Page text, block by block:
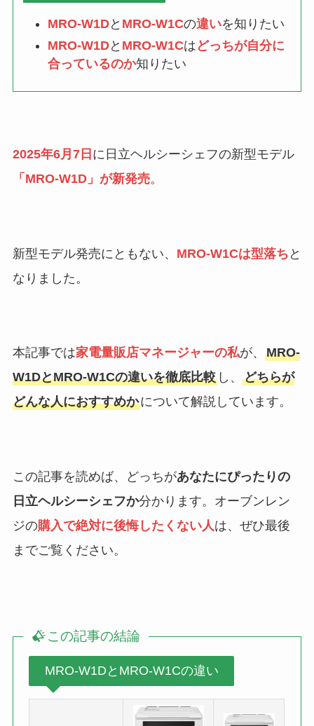
MRO-W1Dと MRO-W1Cの違いを知りたい
MRO-W1Dと MRO-W1Cは どっちが自分に
合っているのか知りたい
2025年6月7日 に日立ヘルシーシェフの新型モデル
「MRO-W1D」が新発売。
新型モデル発売にともない、 MRO-W1Cは型落ち と
なりました。
本記事では家電量販店マネージャーの私が、 MRO-
W1DとMRO-W1Cの違いを徹底比較し、 どちらが
どんな人におすすめかについて解説しています。
この記事を読めば、どっちがあなたにぴったりの
日立ヘルシーシェフか分かります。オーブンレン
ジの購入で絶対に後悔したくない人は、ぜひ最後
までご覧ください。
この記事の結論
MRO-W1DとMRO-W1Cの違い